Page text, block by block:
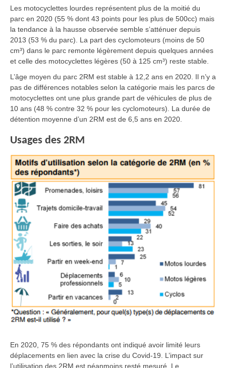
Les motocyclettes lourdes représentent plus de la moitié du
parc en 2020 (55 % dont 43 points pour les plus de 500cc) mais
la tendance à la hausse observée semble s’atténuer depuis
2013 (53 % du parc). La part des cyclomoteurs (moins de 50
cm³) dans le parc remonte légèrement depuis quelques années
et celle des motocyclettes légères (50 à 125 cm³) reste stable.
L’âge moyen du parc 2RM est stable à 12,2 ans en 2020. Il n’y a
pas de différences notables selon la catégorie mais les parcs de
motocyclettes ont une plus grande part de véhicules de plus de
10 ans (48 % contre 32 % pour les cyclomoteurs). La durée de
détention moyenne d’un 2RM est de 6,5 ans en 2020.
Usages des 2RM
En 2020, 75 % des répondants ont indiqué avoir limité leurs
déplacements en lien avec la crise du Covid-19. L’impact sur
l’utilisation des 2RM est néanmoins resté mesuré. Le